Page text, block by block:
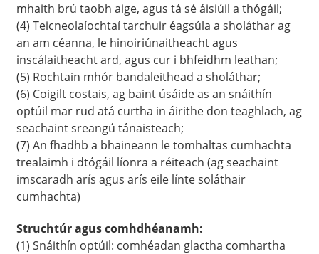
mhaith brú taobh aige, agus tá sé áisiúil a thógáil;
(4) Teicneolaíochtaí tarchuir éagsúla a sholáthar ag
an am céanna, le hinoiriúnaitheacht agus
inscálaitheacht ard, agus cur i bhfeidhm leathan;
(5) Rochtain mhór bandaleithead a sholáthar;
(6) Coigilt costais, ag baint úsáide as an snáithín
optúil mar rud atá curtha in áirithe don teaghlach, ag
seachaint sreangú tánaisteach;
(7) An fhadhb a bhaineann le tomhaltas cumhachta
trealaimh i dtógáil líonra a réiteach (ag seachaint
imscaradh arís agus arís eile línte soláthair
cumhachta)
Struchtúr agus comhdhéanamh:
(1) Snáithín optúil: comhéadan glactha comhartha